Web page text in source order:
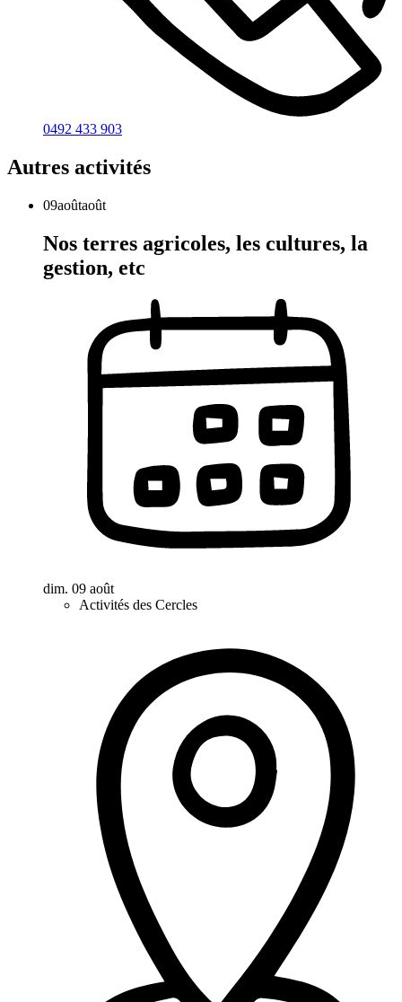
0492 433 903
Autres activités
09aoûtaoût
Nos terres agricoles, les cultures, la
gestion, etc
dim. 09 août
Activités des Cercles